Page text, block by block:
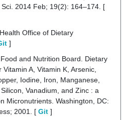
2014 Feb; 19(2): 164–174. [
Office of Dietary
]
and Nutrition Board. Dietary
A, Vitamin K, Arsenic,
Iodine, Iron, Manganese,
Vanadium, and Zinc : a
Micronutrients. Washington, DC:
2001. [ Git ]